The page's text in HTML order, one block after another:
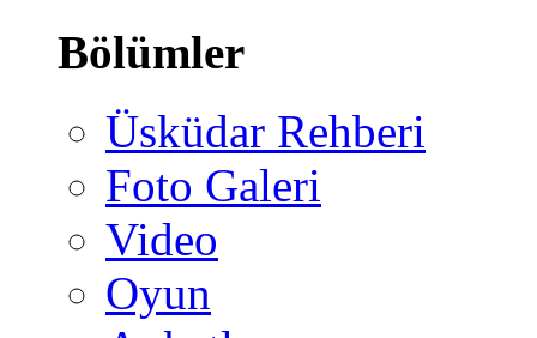
Bölümler
Üsküdar Rehberi
Foto Galeri
Video
Oyun